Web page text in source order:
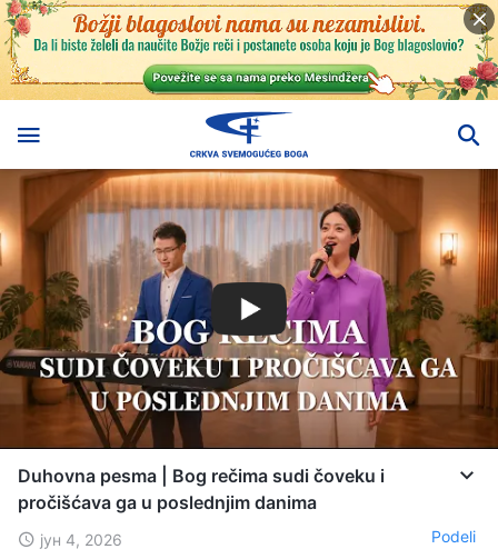
Duhovna pesma | Bog rečima sudi čoveku i
pročišćava ga u poslednjim danima
јун 4, 2026 Podeli